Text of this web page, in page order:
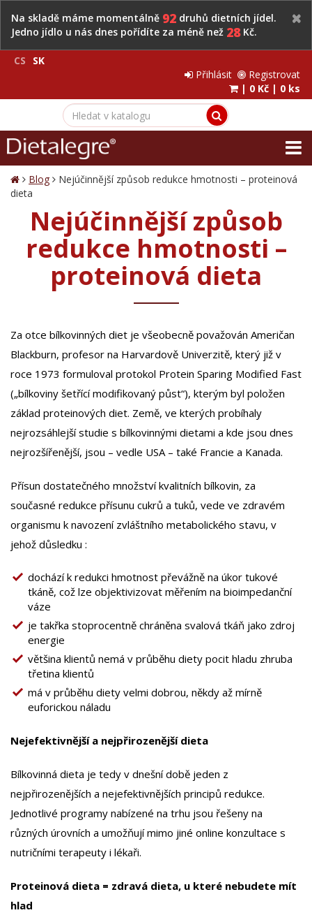
Na skladě máme momentálně 92 druhů dietních jídel.
Jedno jídlo u nás dnes pořídíte za méně než 28Kč.
CS
SK
Přihlásit
Registrovat
| 0 Kč | 0 ks
Blog
Nejúčinnější způsob redukce hmotnosti – proteinová
dieta
Nejúčinnější způsob
redukce hmotnosti –
proteinová dieta
Za otce bílkovinných diet je všeobecně považován Američan
Blackburn, profesor na Harvardově Univerzitě, který již v
roce 1973 formuloval protokol Protein Sparing Modified Fast
(„bílkoviny šetřící modifikovaný půst“), kterým byl položen
základ proteinových diet. Země, ve kterých probíhaly
nejrozsáhlejší studie s bílkovinnými dietami a kde jsou dnes
nejrozšířenější, jsou – vedle USA – také Francie a Kanada.
Přísun dostatečného množství kvalitních bílkovin, za
současné redukce přísunu cukrů a tuků, vede ve zdravém
organismu k navození zvláštního metabolického stavu, v
jehož důsledku :
dochází k redukci hmotnost převážně na úkor tukové
tkáně, což lze objektivizovat měřením na bioimpedanční
váze
je takřka stoprocentně chráněna svalová tkáň jako zdroj
energie
většina klientů nemá v průběhu diety pocit hladu zhruba
třetina klientů
má v průběhu diety velmi dobrou, někdy až mírně
euforickou náladu
Nejefektivnější a nejpřirozenější dieta
Bílkovinná dieta je tedy v dnešní době jeden z
nejpřirozenějších a nejefektivnějších principů redukce.
Jednotlivé programy nabízené na trhu jsou řešeny na
různých úrovních a umožňují mimo jiné online konzultace s
nutričními terapeuty i lékaři.
Proteinová dieta = zdravá dieta, u které nebudete mít
hlad